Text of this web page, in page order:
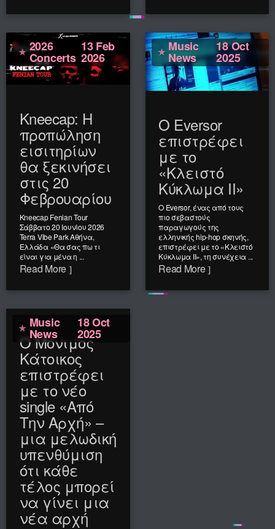
2026
Concerts
13 Feb
2026
Kneecap: Η
προπώληση
εισιτηρίων
θα ξεκινήσει
στις 20
Φεβρουαρίου
Kneecap Fenian Tour
Σάββατο 20 Ιουνίου 2026
Terra Vibe Park Αθήνα,
Ελλάδα «Θα σας πω τι
είναι για μένα η ...
Read More
Music
News
18 Oct
2025
Ο Eversor
επιστρέφει
με το
«Κλειστό
Κύκλωμα II»
Ο Eversor, ένας από τους
πιο σεβαστούς
παραγωγούς της
ελληνικής hip-hop σκηνής,
επιστρέφει με το «Κλειστό
Κύκλωμα II», τη συνέχεια ...
Read More
Music
News
18 Oct
2025
Ο Μόνιμος
Κάτοικος
επιστρέφει
με το νέο
single «Από
Την Αρχή» –
μια μελωδική
υπενθύμιση
ότι κάθε
τέλος μπορεί
να γίνει μια
νέα αρχή